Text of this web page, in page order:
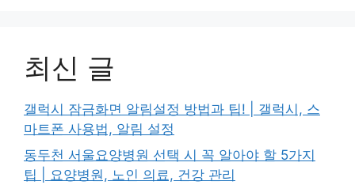
최신 글
갤럭시 잠금화면 알림설정 방법과 팁! | 갤럭시, 스
마트폰 사용법, 알림 설정
동두천 서울요양병원 선택 시 꼭 알아야 할 5가지
팁 | 요양병원, 노인 의료, 건강 관리